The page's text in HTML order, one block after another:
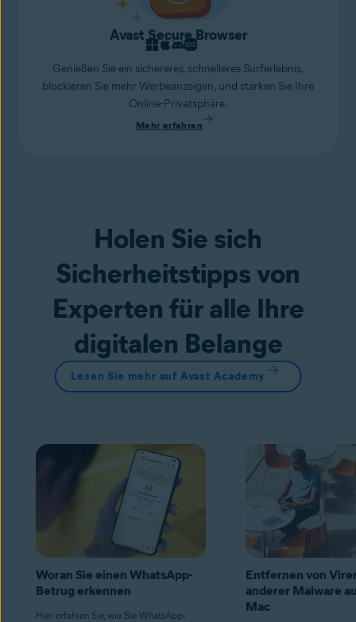
Avast Secure Browser
Genießen Sie ein sichereres, schnelleres Surferlebnis,
blockieren Sie mehr Werbeanzeigen, und stärken Sie Ihre
Online-Privatsphäre.
Mehr erfahren
Holen Sie sich
Sicherheitstipps von
Experten für alle Ihre
digitalen Belange
Lesen Sie mehr auf Avast Academy
Woran Sie einen WhatsApp-
Betrug erkennen
Hier erfahren Sie, wie Sie WhatsApp-
Entfernen von
anderer Malware
Mac